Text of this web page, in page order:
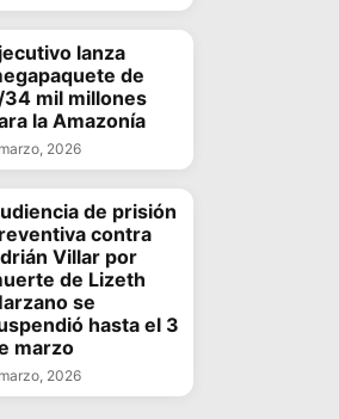
lanza
de
34 mil millones
la Amazonía
2026
de prisión
contra
Villar por
de Lizeth
se
hasta el 3
marzo
2026